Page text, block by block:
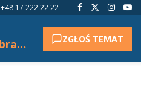
+48 17 222 22 22
Nie udało się pobrać tytułu. ZGŁOŚ TEMAT